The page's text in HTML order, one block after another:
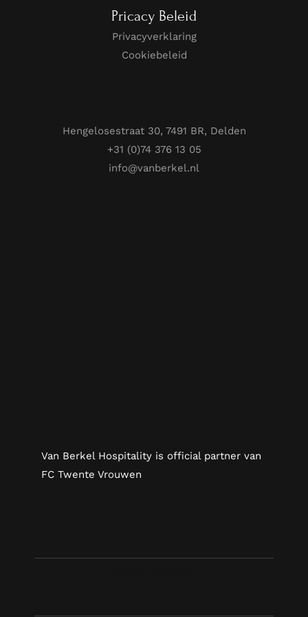
Pricacy Beleid
Privacyverklaring
Cookiebeleid
Hengelosestraat 30, 7491 BR, Delden
+31 (0)74 376 13 05
info@vanberkel.nl
Van Berkel Hospitality is official partner van
FC Twente Vrouwen